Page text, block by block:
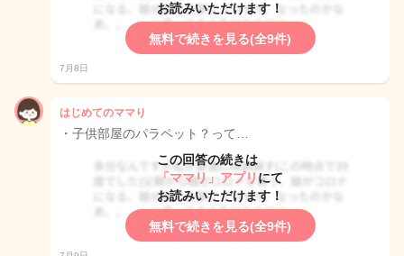
お読みいただけます！
無料で続きを見る(全9件)
7月8日
はじめてのママり
・子供部屋のパラペット？って…
この回答の続きは
「ママリ」アプリ にて
お読みいただけます！
無料で続きを見る(全9件)